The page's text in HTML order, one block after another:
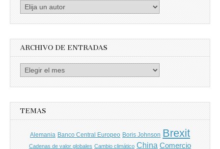
Busca
ARCHIVO DE ENTRADAS
Archivo
TEMAS
Alemania Banco Central Europeo Boris Johnson Brexit
Cadenas de valor globales Cambio climático China Comercio